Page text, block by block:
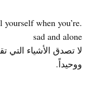
when you’re
sad and alone
لا تصدق الأشياء التي
ووحيداً.